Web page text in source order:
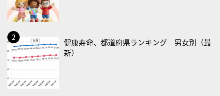
2026/08/21(金)
・献血の日
2026/08/22(土)
・禁煙の日
健康寿命、都道府県ランキング 男女別（最
新）